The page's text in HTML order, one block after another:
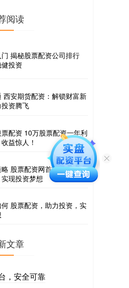
阅读
揭秘股票配资公司排行
投资
西安期货配资：解锁财富新
资腾飞
配资 10万股票配资一年利
益惊人！
股票配资网首页：开启财
现投资梦想
股票配资，助力投资，实
文章
，安全可靠